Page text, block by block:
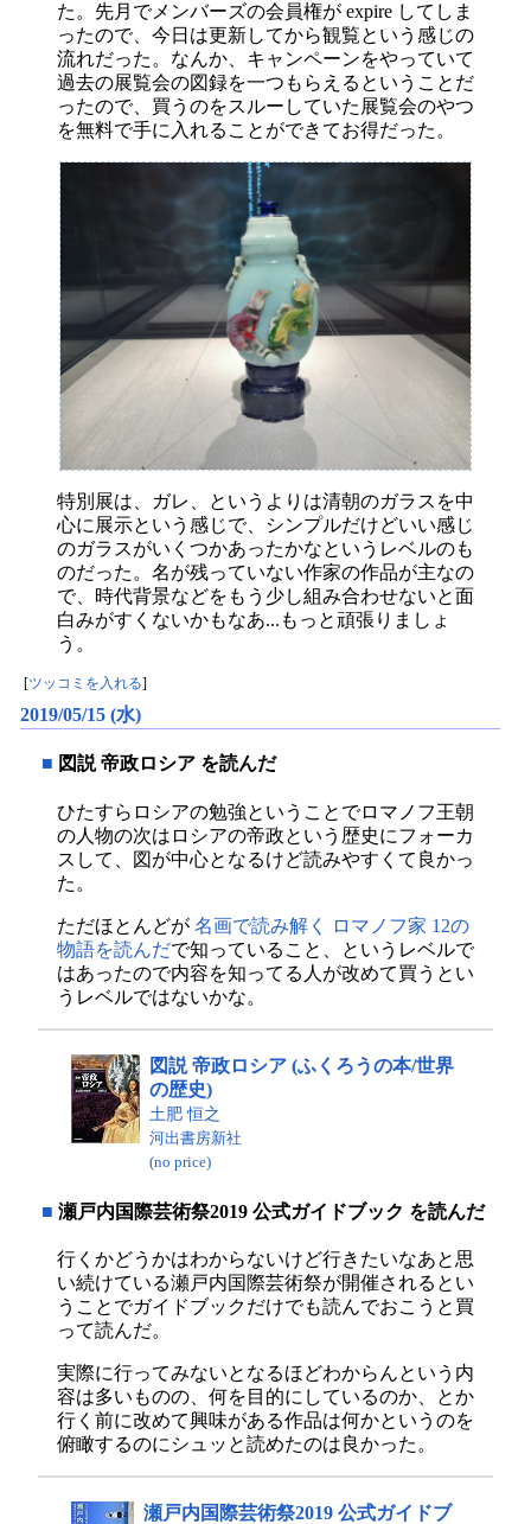
た。先月でメンバーズの会員権が expire してしま
ったので、今日は更新してから観覧という感じの
流れだった。なんか、キャンペーンをやっていて
過去の展覧会の図録を一つもらえるということだ
ったので、買うのをスルーしていた展覧会のやつ
を無料で手に入れることができてお得だった。
特別展は、ガレ、というよりは清朝のガラスを中
心に展示という感じで、シンプルだけどいい感じ
のガラスがいくつかあったかなというレベルのも
のだった。名が残っていない作家の作品が主なの
で、時代背景などをもう少し組み合わせないと面
白みがすくないかもなあ...もっと頑張りましょ
う。
ツッコミを入れる
2019/05/15 (水)
■ 図説 帝政ロシア を読んだ
ひたすらロシアの勉強ということでロマノフ王朝
の人物の次はロシアの帝政という歴史にフォーカ
スして、図が中心となるけど読みやすくて良かっ
た。
ただほとんどが 名画で読み解く ロマノフ家 12の
物語を読んだで知っていること、というレベルで
はあったので内容を知ってる人が改めて買うとい
うレベルではないかな。
図説 帝政ロシア (ふくろうの本/世界
の歴史)
土肥 恒之
河出書房新社
(no price)
■ 瀬戸内国際芸術祭2019 公式ガイドブック を読んだ
行くかどうかはわからないけど行きたいなあと思
い続けている瀬戸内国際芸術祭が開催されるとい
うことでガイドブックだけでも読んでおこうと買
って読んだ。
実際に行ってみないとなるほどわからんという内
容は多いものの、何を目的にしているのか、とか
行く前に改めて興味がある作品は何かというのを
俯瞰するのにシュッと読めたのは良かった。
瀬戸内国際芸術祭2019 公式ガイドブ